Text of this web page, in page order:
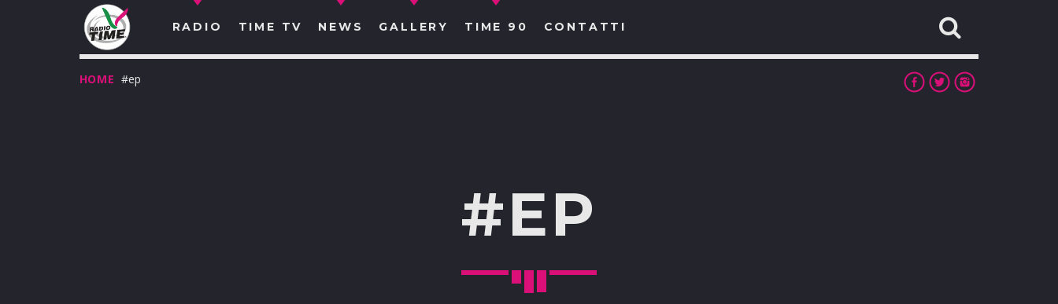
RADIO TIME TV NEWS GALLERY TIME 90 CONTATTI
HOME #ep
#EP